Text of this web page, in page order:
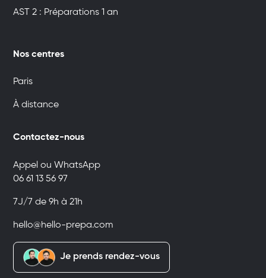
AST 2 : Préparations 1 an
Nos centres
Paris
À distance
Contactez-nous
Appel ou WhatsApp
06 61 13 56 97
7J/7 de 9h à 21h
hello@hello-prepa.com
Je prends rendez-vous